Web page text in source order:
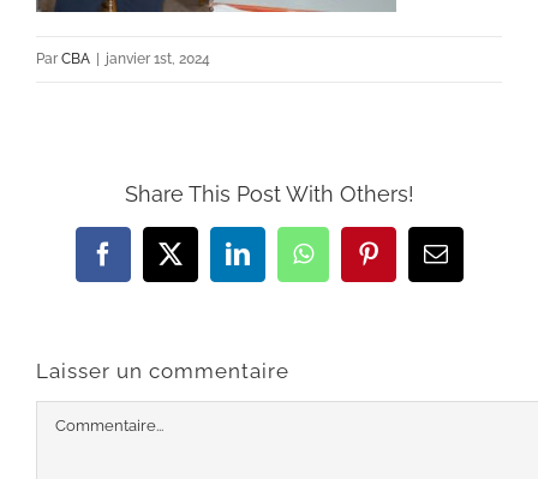
Par CBA | janvier 1st, 2024
Share This Post With Others!
Facebook
X LinkedInWhatsAppPinterestEmail
Laisser un commentaire
Commentaire